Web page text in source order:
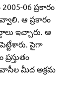
06 ప్రకారం
ఆ ప్రకారం
ఇచ్చారు. ఆ
పైగా
వాసీల మీద అక్రమ